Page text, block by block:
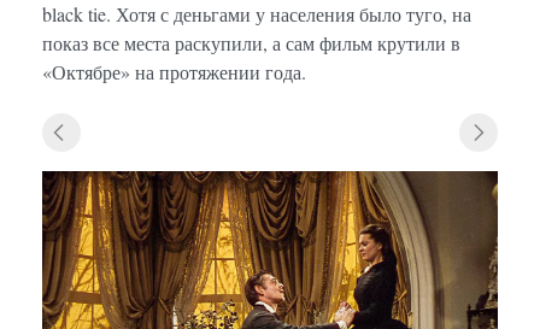
black tie. Хотя с деньгами у населения было туго, на
показ все места раскупили, а сам фильм крутили в
«Октябре» на протяжении года.